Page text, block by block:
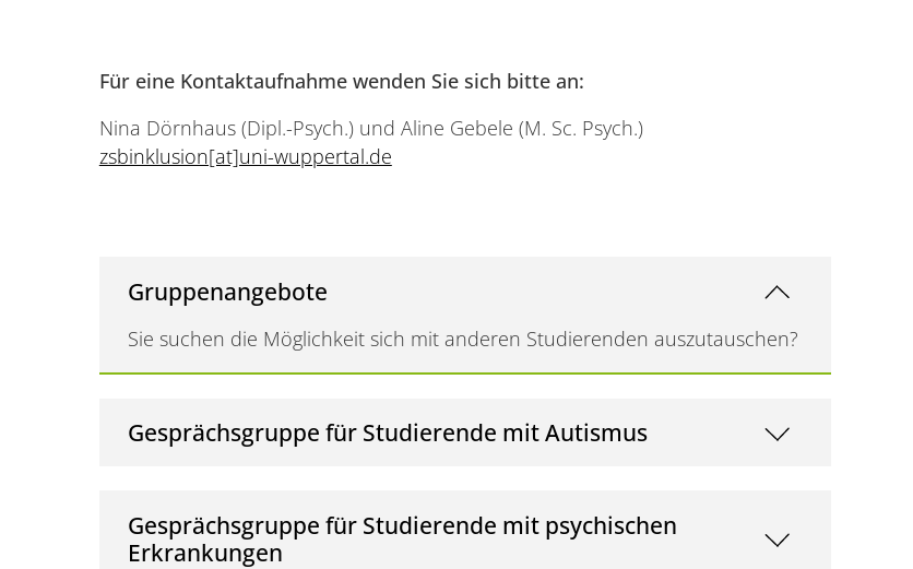
Für eine Kontaktaufnahme wenden Sie sich bitte an:
Nina Dörnhaus (Dipl.-Psych.) und Aline Gebele (M. Sc. Psych.)
zsbinklusion[at]uni-wuppertal.de
Gruppenangebote
Sie su­chen die Möglichkeit sich mit anderen Studierenden auszutauschen?
Gesprächsgruppe für Studierende mit Autismus
Gesprächsgruppe für Studierende mit psychischen
Erkrankungen